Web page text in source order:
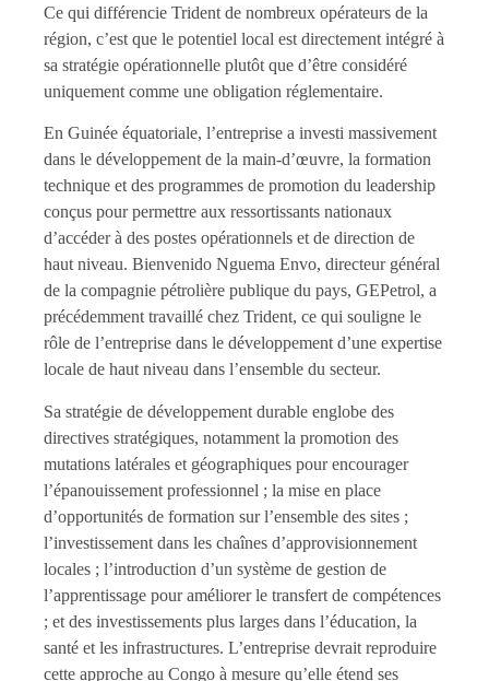
Ce qui différencie Trident de nombreux opérateurs de la
région, c’est que le potentiel local est directement intégré à
sa stratégie opérationnelle plutôt que d’être considéré
uniquement comme une obligation réglementaire.
En Guinée équatoriale, l’entreprise a investi massivement
dans le développement de la main-d’œuvre, la formation
technique et des programmes de promotion du leadership
conçus pour permettre aux ressortissants nationaux
d’accéder à des postes opérationnels et de direction de
haut niveau. Bienvenido Nguema Envo, directeur général
de la compagnie pétrolière publique du pays, GEPetrol, a
précédemment travaillé chez Trident, ce qui souligne le
rôle de l’entreprise dans le développement d’une expertise
locale de haut niveau dans l’ensemble du secteur.
Sa stratégie de développement durable englobe des
directives stratégiques, notamment la promotion des
mutations latérales et géographiques pour encourager
l’épanouissement professionnel ; la mise en place
d’opportunités de formation sur l’ensemble des sites ;
l’investissement dans les chaînes d’approvisionnement
locales ; l’introduction d’un système de gestion de
l’apprentissage pour améliorer le transfert de compétences
; et des investissements plus larges dans l’éducation, la
santé et les infrastructures. L’entreprise devrait reproduire
cette approche au Congo à mesure qu’elle étend ses